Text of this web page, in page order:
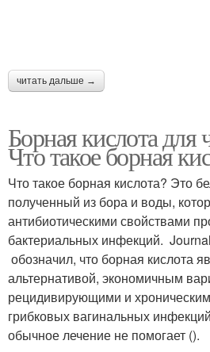
читать дальше →
Борная кислота для
Что такое борная
Что такое борная кислота? Это
полученный из бора и воды,
антибиотическими свойствами
бактериальных инфекций.
обозначил, что борная кислота
альтернативой, экономичным
рецидивирующими и
грибковых вагинальных
обычное лечение не помогает ().